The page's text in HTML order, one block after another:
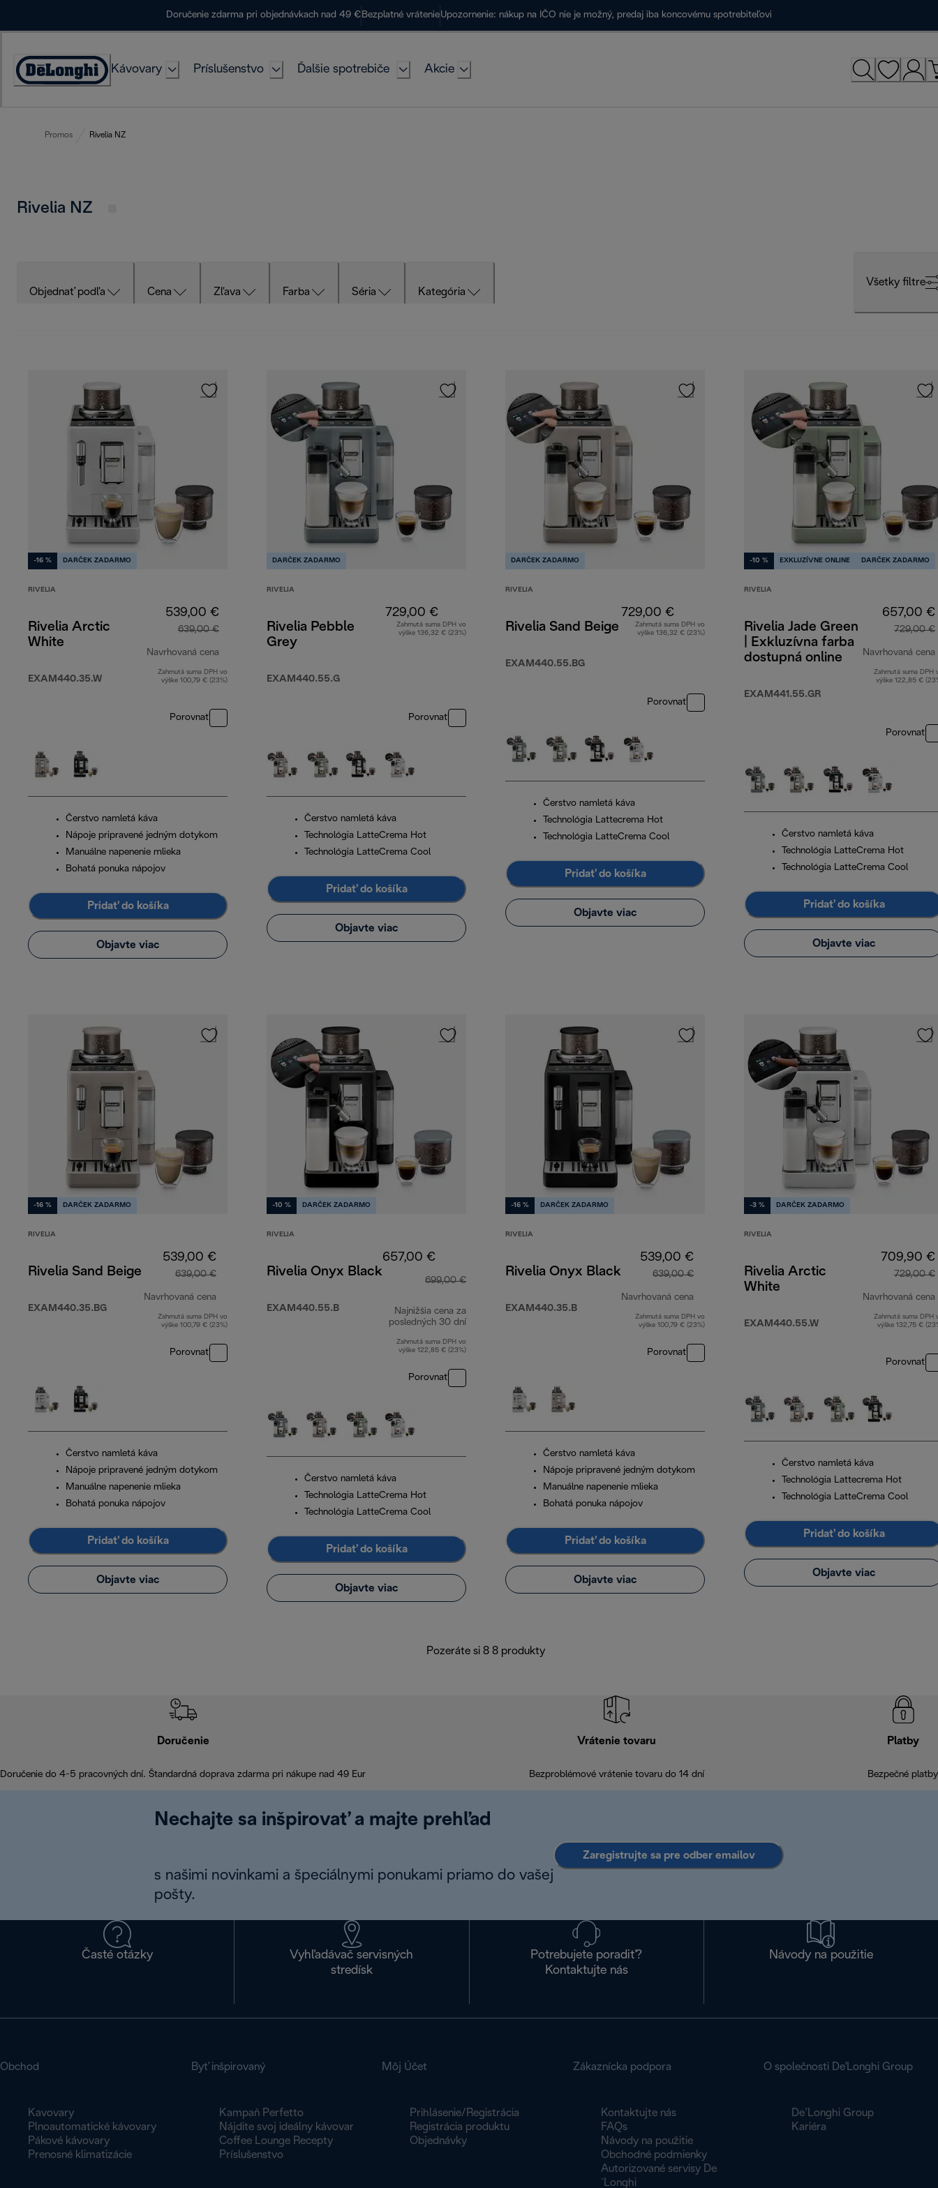
Doručenie zdarma pri objednávkach nad 49 € Bezplatné vrátenieUpozornenie: nákup na IČO nie je možný, predaj iba koncovému spotrebiteľovi
Accessibility
Kávovary Príslušenstvo Ďalšie spotrebiče Akcie
Promos Rivelia NZ
Rivelia NZ
Objednať podľa Cena Zľava Farba Séria Kategória
Všetky filtre
-16 % DARČEK ZADARMO
RIVELIA
Rivelia Arctic
White
EXAM440.35.W
539,00 €
639,00 €
Navrhovaná cena
pôvodná cena 639,00 €
Zahrnutá suma DPH vo
výške 100,79 € (23%)
Porovnať
Čerstvo namletá káva
Nápoje pripravené jedným dotykom
Manuálne napenenie mlieka
Bohatá ponuka nápojov
Pridať do košíka
Objavte viac
DARČEK ZADARMO
RIVELIA
Rivelia Pebble
Grey
EXAM440.55.G
729,00 €
Zahrnutá suma DPH vo
výške 136,32 € (23%)
Porovnať
Čerstvo namletá káva
Technológia LatteCrema Hot
Technológia LatteCrema Cool
Pridať do košíka
Objavte viac
DARČEK ZADARMO
RIVELIA
Rivelia Sand Beige
EXAM440.55.BG
729,00 €
Zahrnutá suma DPH vo
výške 136,32 € (23%)
Porovnať
Čerstvo namletá káva
Technológia Lattecrema Hot
Technológia LatteCrema Cool
Pridať do košíka
Objavte viac
-10 % EXKLUZÍVNE ONLINE DARČEK ZADARMO
RIVELIA
Rivelia Jade Green
| Exkluzívna farba
dostupná online
EXAM441.55.GR
657,00 €
729,00 €
Navrhovaná cena
Zahrnutá suma DPH
výške 122,85 €
Porovnať
Čerstvo namletá káva
Technológia LatteCrema Hot
Technológia LatteCrema Cool
Pridať do košíka
Objavte viac
-16 % DARČEK ZADARMO
RIVELIA
Rivelia Sand Beige
EXAM440.35.BG
539,00 €
639,00 €
Navrhovaná cena
pôvodná cena 639,00 €
Zahrnutá suma DPH vo
výške 100,79 € (23%)
Porovnať
Čerstvo namletá káva
Nápoje pripravené jedným dotykom
Manuálne napenenie mlieka
Bohatá ponuka nápojov
Pridať do košíka
Objavte viac
-10 % DARČEK ZADARMO
RIVELIA
Rivelia Onyx Black
EXAM440.55.B
657,00 €
699,00 €
Najnižšia cena za
posledných 30 dní
Zahrnutá suma DPH vo
výške 122,85 € (23%)
Porovnať
Čerstvo namletá káva
Technológia LatteCrema Hot
Technológia LatteCrema Cool
Pridať do košíka
Objavte viac
-16 % DARČEK ZADARMO
RIVELIA
Rivelia Onyx Black
EXAM440.35.B
539,00 €
639,00 €
Navrhovaná cena
pôvodná cena 639,00 €
Zahrnutá suma DPH vo
výške 100,79 € (23%)
Porovnať
Čerstvo namletá káva
Nápoje pripravené jedným dotykom
Manuálne napenenie mlieka
Bohatá ponuka nápojov
Pridať do košíka
Objavte viac
-3 % DARČEK ZADARMO
RIVELIA
Rivelia Arctic
White
EXAM440.55.W
709,90 €
729,00 €
Navrhovaná cena
Zahrnutá suma DPH
výške 132,75 €
Porovnať
Čerstvo namletá káva
Technológia Lattecrema Hot
Technológia LatteCrema Cool
Pridať do košíka
Objavte viac
Pozeráte si 8 8 produkty
Doručenie
Doručenie do 4-5 pracovných dní. Štandardná doprava zdarma pri nákupe nad 49 Eur
Vrátenie tovaru
Bezproblémové vrátenie tovaru do 14 dní
Platby
Bezpečné platby
Nechajte sa inšpirovať a majte prehľad
s našimi novinkami a špeciálnymi ponukami priamo do vašej
pošty.
Zaregistrujte sa pre odber emailov
Časté otázky
Vyhľadávač servisných
stredísk
Potrebujete poradiť?
Kontaktujte nás
Návody na použitie
Obchod
Kavovary
Plnoautomatické kávovary
Pákové kávovary
Prenosné klimatizácie
Byť inšpirovaný
Kampaň Perfetto
Nájdite svoj ideálny kávovar
Coffee Lounge Recepty
Príslušenstvo
Môj Účet
Prihlásenie/Registrácia
Registrácia produktu
Objednávky
Zákaznícka podpora
Kontaktujte nás
FAQs
Návody na použitie
Obchodné podmienky
Autorizované servisy De
´Longhi
O společnosti De'Longhi Group
De’Longhi Group
Kariéra